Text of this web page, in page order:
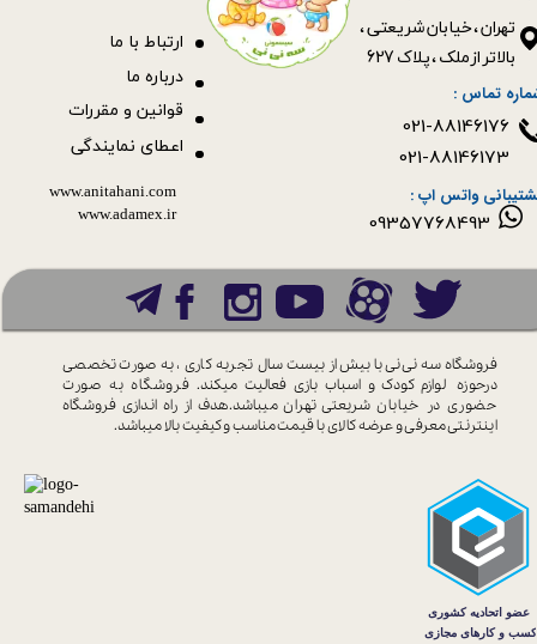
​​​​​​​تهران ، خیابان شریعتی ،
بالاتر از ملک ، پلاک 627​​​​​​​
قوانین و مقررات
ارتباط با ما
09357768493
درباره ما
اعطای نمایندگی
www.anitahani.com
www.ada​​​​​​​mex.ir
فروشگاه سه نی نی با بیش از بیست سال تجربه کاری ، به صورت تخصصی
درحوزه لوازم کودک و اسباب بازی فعالیت میکند. فروشگاه به صورت
حضوری در خیابان شریعتی تهران میباشد.هدف از راه اندازی فروشگاه
اینترنتی معرفی و عرضه کالای باقیمت مناسب و کیفیت بالا میباشد.
تماس :
واتس اپ :